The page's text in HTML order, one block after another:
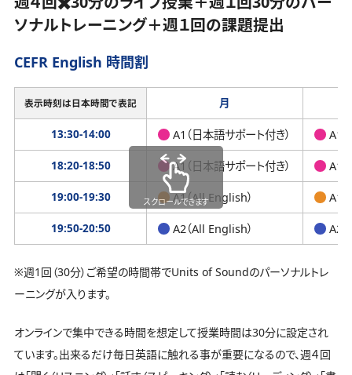
ソナルトレーニング＋週１回の課題提出
CEFR English 時間割
表示時刻は日本時間で表記 月
13:30-14:00 A1（日本語サポート付き） A1
18:20-18:50 A1（日本語サポート付き） A1
19:00-19:30 A1（All English） A1
19:50-20:50 A2（All English） A2
スクロールできます
※週1回（30分）ご希望の時間帯でUnits of Soundのパーソナルトレ
ーニングが入ります。
オンラインで集中できる時間を想定して授業時間は30分に設定され
ています。出来るだけ毎日英語に触れる事が重要になるので、週４回